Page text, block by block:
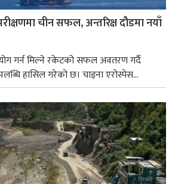
चीन सफल, अन्तरिक्ष दौडमा नयाँ
गर्न मिल्ने रकेटको सफल अवतरण गर्दै
हासिल गरेको छ। चाइना एरोस्पेस...